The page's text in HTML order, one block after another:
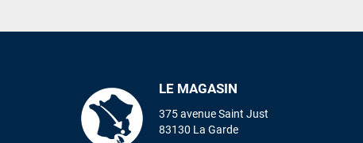
LE MAGASIN
375 avenue Saint Just
83130 La Garde